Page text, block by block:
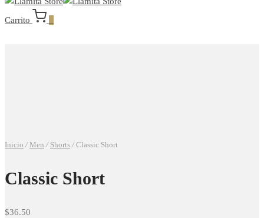
Carrito
Inicio / Men / Shorts /Classic Short
Classic Short
$36.50